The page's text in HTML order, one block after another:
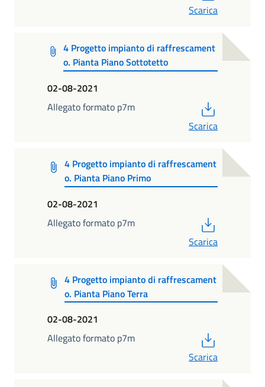
Scarica
4 Progetto impianto di raffrescament
o. Pianta Piano Sottotetto
02-08-2021
Allegato formato p7m
Scarica
4 Progetto impianto di raffrescament
o. Pianta Piano Primo
02-08-2021
Allegato formato p7m
Scarica
4 Progetto impianto di raffrescament
o. Pianta Piano Terra
02-08-2021
Allegato formato p7m
Scarica